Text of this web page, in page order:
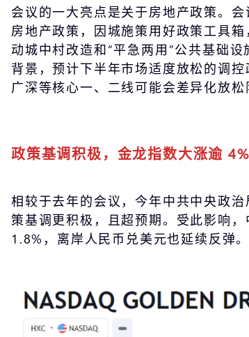
会议的一大亮点是关于房地产政策。
房地产政策，因城施策用好政策工具
动城中村改造和“平急两用”公共基础
背景，预计下半年市场适度放松的调
广深等核心一、二线可能会差异化放
政策基调积极，金龙指数大涨逾 4%
相较于去年的会议，今年中共中央政
策基调更积极，且超预期。受此影响
1.8%，离岸人民币兑美元也延续反弹。